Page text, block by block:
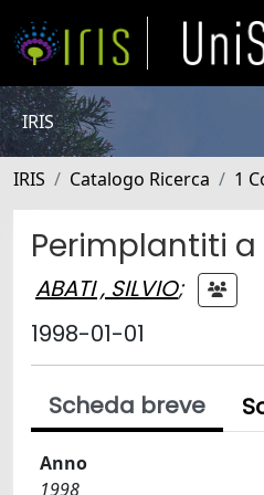
IRIS
IRIS Catalogo Ricerca 1
Perimplantiti
ABATI , SILVIO;
1998-01-01
Scheda breve
Anno
1998